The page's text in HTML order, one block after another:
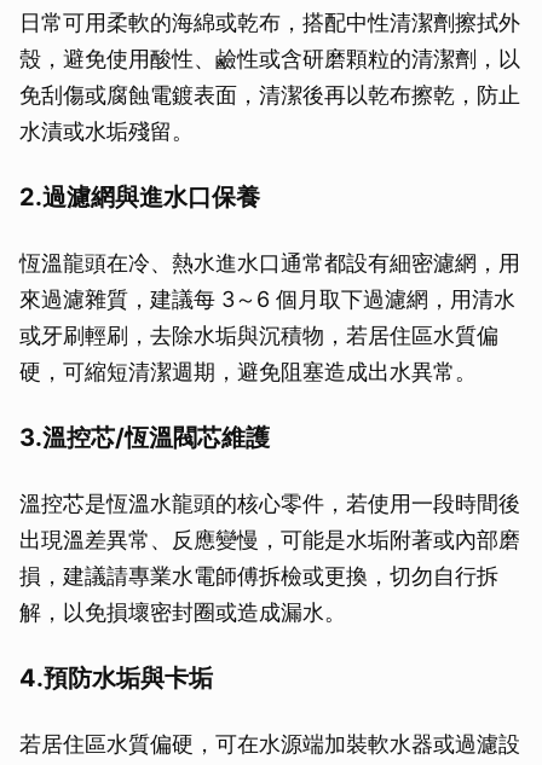
日常可用柔軟的海綿或乾布，搭配中性清潔劑擦拭外
殼，避免使用酸性、鹼性或含研磨顆粒的清潔劑，以
免刮傷或腐蝕電鍍表面，清潔後再以乾布擦乾，防止
水漬或水垢殘留。
2.過濾網與進水口保養
恆溫龍頭在冷、熱水進水口通常都設有細密濾網，用
來過濾雜質，建議每 3～6 個月取下過濾網，用清水
或牙刷輕刷，去除水垢與沉積物，若居住區水質偏
硬，可縮短清潔週期，避免阻塞造成出水異常。
3.溫控芯/恆溫閥芯維護
溫控芯是恆溫水龍頭的核心零件，若使用一段時間後
出現溫差異常、反應變慢，可能是水垢附著或內部磨
損，建議請專業水電師傅拆檢或更換，切勿自行拆
解，以免損壞密封圈或造成漏水。
4.預防水垢與卡垢
若居住區水質偏硬，可在水源端加裝軟水器或過濾設